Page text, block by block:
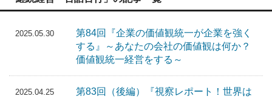
2025.05.30
第84回『企業の価値観統一が企業を強く
する』～あなたの会社の価値観は何か？
価値観統一経営をする～
2025.04.25
第83回（後編）『視察レポート！世界は